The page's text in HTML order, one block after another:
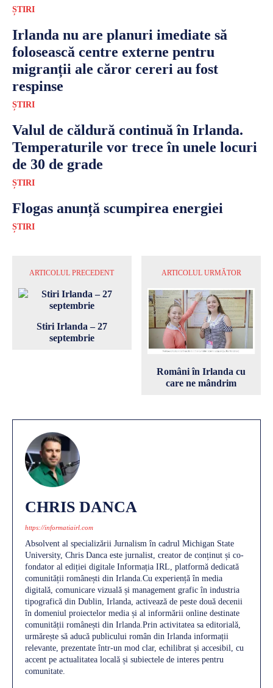
ȘTIRI
Irlanda nu are planuri imediate să
folosească centre externe pentru
migranții ale căror cereri au fost
respinse
ȘTIRI
Valul de căldură continuă în Irlanda.
Temperaturile vor trece în unele locuri
de 30 de grade
ȘTIRI
Flogas anunță scumpirea energiei
ȘTIRI
ARTICOLUL PRECEDENT
Stiri Irlanda – 27
septembrie
ARTICOLUL URMĂTOR
Români în Irlanda cu
care ne mândrim
CHRIS DANCA
https://informatiairl.com
Absolvent al specializării Jurnalism în cadrul Michigan State
University, Chris Danca este jurnalist, creator de conținut și co-
fondator al ediției digitale Informația IRL, platformă dedicată
comunității românești din Irlanda.Cu experiență în media
digitală, comunicare vizuală și management grafic în industria
tipografică din Dublin, Irlanda, activează de peste două decenii
în domeniul proiectelor media și al informării online destinate
comunității românești din Irlanda.Prin activitatea sa editorială,
urmărește să aducă publicului român din Irlanda informații
relevante, prezentate într-un mod clar, echilibrat și accesibil, cu
accent pe actualitatea locală și subiectele de interes pentru
comunitate.